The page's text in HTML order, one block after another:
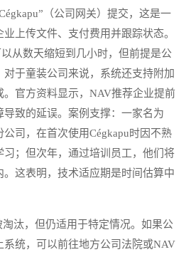
（公司网关）提交，这是一
上传文件、支付费用并跟踪状态。
从数天缩短到几小时，但前提是公
于童装公司来说，系统还支持附加
官方资料显示，NAV推荐企业提前
致的延误。案例支撑：一家名为
司，在首次使用Cégkapu时因不熟
；但次年，通过培训员工，他们将
这表明，技术适应期是时间估算中
汰，但仍适用于特定情况。如果公
统，可以前往地方公司法院或NAV